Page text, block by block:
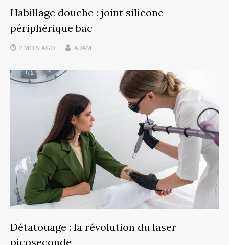
Habillage douche : joint silicone
périphérique bac
2 MOIS AGO ADAM
Détatouage : la révolution du laser
picoseconde